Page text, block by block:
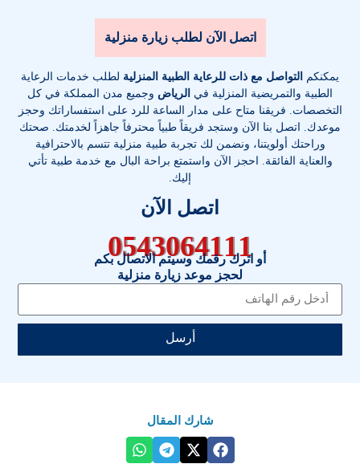
اتصل الآن لطلب زيارة منزلية
يمكنكم التواصل مع ذات للرعاية الطبية المنزلية لطلب خدمات الرعاية
الطبية والتمريضية المنزلية في الرياض وجميع مدن المملكة في كل
التخصصات. فريقنا متاح على مدار الساعة للرد على استفساراتك وحجز
موعدك. اتصل بنا الآن وستجد فريقاً طبياً محترفاً جاهزاً لخدمتك. صحتك
وراحتك أولويتنا، ونضمن لك تجربة طبية منزلية تتسم بالاحترافية
والعناية الفائقة. احجز الآن واستمتع براحة البال مع خدمة طبية تأتي
إليك.
اتصل الآن
0543064111
أو اترك رقمك وسيتم الاتصال بكم
لحجز موعد زيارة منزلية
أرسل
شارك المقال